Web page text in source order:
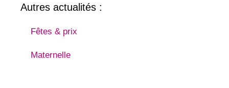
Autres actualités :
Fêtes & prix
Maternelle